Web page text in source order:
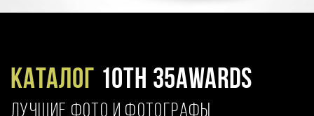
Каталог 10TH 35AWARDS
ЛУЧШИЕ ФОТО И ФОТОГРАФЫ